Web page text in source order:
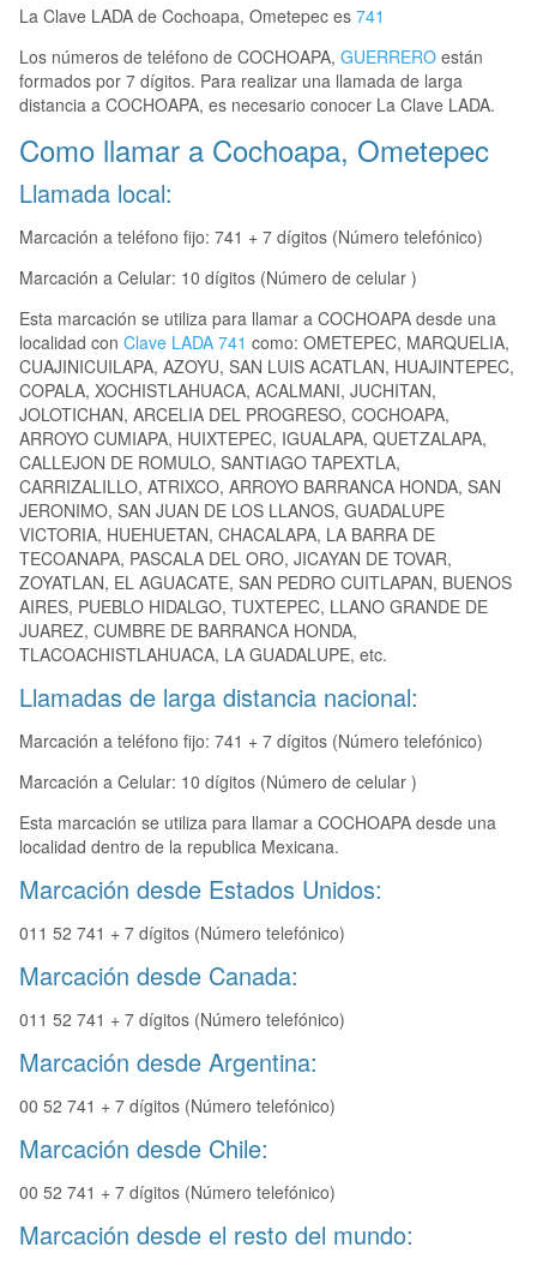
La Clave LADA de Cochoapa, Ometepec es 741
Los números de teléfono de COCHOAPA, GUERRERO están
formados por 7 dígitos. Para realizar una llamada de larga
distancia a COCHOAPA, es necesario conocer La Clave LADA.
Como llamar a Cochoapa, Ometepec
Llamada local:
Marcación a teléfono fijo: 741 + 7 dígitos (Número telefónico)
Marcación a Celular: 10 dígitos (Número de celular )
Esta marcación se utiliza para llamar a COCHOAPA desde una
localidad con Clave LADA 741 como: OMETEPEC, MARQUELIA,
CUAJINICUILAPA, AZOYU, SAN LUIS ACATLAN, HUAJINTEPEC,
COPALA, XOCHISTLAHUACA, ACALMANI, JUCHITAN,
JOLOTICHAN, ARCELIA DEL PROGRESO, COCHOAPA,
ARROYO CUMIAPA, HUIXTEPEC, IGUALAPA, QUETZALAPA,
CALLEJON DE ROMULO, SANTIAGO TAPEXTLA,
CARRIZALILLO, ATRIXCO, ARROYO BARRANCA HONDA, SAN
JERONIMO, SAN JUAN DE LOS LLANOS, GUADALUPE
VICTORIA, HUEHUETAN, CHACALAPA, LA BARRA DE
TECOANAPA, PASCALA DEL ORO, JICAYAN DE TOVAR,
ZOYATLAN, EL AGUACATE, SAN PEDRO CUITLAPAN, BUENOS
AIRES, PUEBLO HIDALGO, TUXTEPEC, LLANO GRANDE DE
JUAREZ, CUMBRE DE BARRANCA HONDA,
TLACOACHISTLAHUACA, LA GUADALUPE, etc.
Llamadas de larga distancia nacional:
Marcación a teléfono fijo: 741 + 7 dígitos (Número telefónico)
Marcación a Celular: 10 dígitos (Número de celular )
Esta marcación se utiliza para llamar a COCHOAPA desde una
localidad dentro de la republica Mexicana.
Marcación desde Estados Unidos:
011 52 741 + 7 dígitos (Número telefónico)
Marcación desde Canada:
011 52 741 + 7 dígitos (Número telefónico)
Marcación desde Argentina:
00 52 741 + 7 dígitos (Número telefónico)
Marcación desde Chile:
00 52 741 + 7 dígitos (Número telefónico)
Marcación desde el resto del mundo: